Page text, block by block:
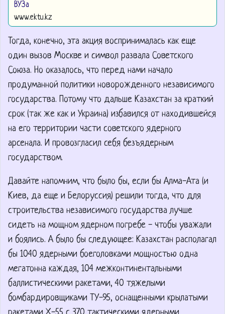
ВУЗа
www.ektu.kz
Тогда, конечно, эта акция воспринималась как еще
один вызов Москве и символ развала Советского
Союза. Но оказалось, что перед нами начало
продуманной политики новорожденного независимого
государства. Потому что дальше Казахстан за краткий
срок (так же как и Украина) избавился от находившейся
на его территории части советского ядерного
арсенала. И провозгласил себя безъядерным
государством.
Давайте напомним, что было бы, если бы Алма-Ата (и
Киев, да еще и Белоруссия) решили тогда, что для
строительства независимого государства лучше
сидеть на мощном ядерном погребе - чтобы уважали
и боялись. А было бы следующее: Казахстан располагал
бы 1040 ядерными боеголовками мощностью одна
мегатонна каждая, 104 межконтинентальными
баллистическими ракетами, 40 тяжелыми
бомбардировщиками ТУ-95, оснащенными крылатыми